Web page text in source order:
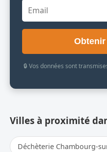
🔒 Vos données sont
Villes à proximité
Déchèterie Chambourg-